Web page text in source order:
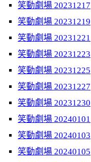
笑動劇場 20231217
笑動劇場 20231219
笑動劇場 20231221
笑動劇場 20231223
笑動劇場 20231225
笑動劇場 20231227
笑動劇場 20231230
笑動劇場 20240101
笑動劇場 20240103
笑動劇場 20240105